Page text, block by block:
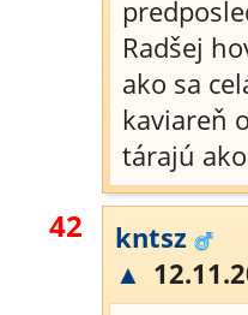
Radšej
ako sa
kaviareň
tárajú
42
kntsz
▲